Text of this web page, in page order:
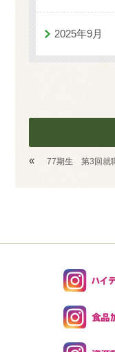
2025年9月
« 77期生 第3回就